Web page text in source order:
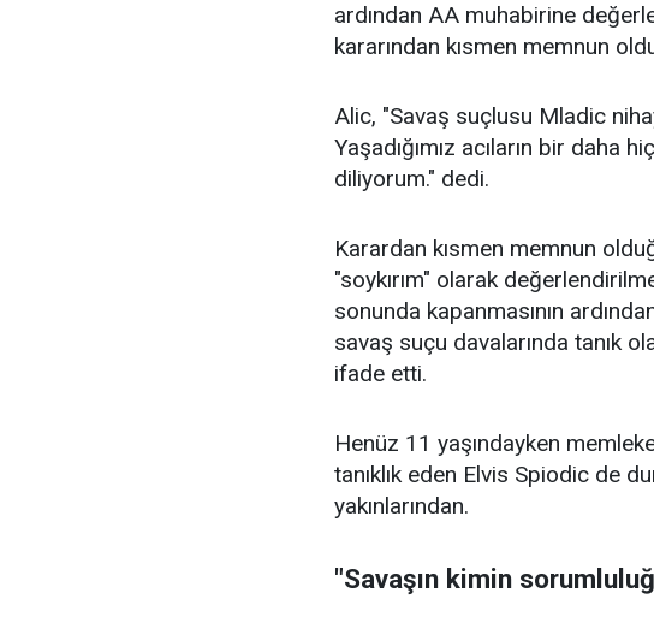
ardından AA muhabirine
kararından kısmen memnun
Alic, "Savaş suçlusu Mladic
Yaşadığımız acıların bir daha
diliyorum." dedi.
Karardan kısmen memnun
"soykırım" olarak
sonunda kapanmasının
savaş suçu davalarında tanık
ifade etti.
Henüz 11 yaşındayken
tanıklık eden Elvis Spiodic de
yakınlarından.
"Savaşın kimin